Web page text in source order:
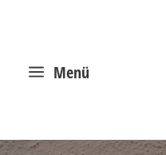
a Menü